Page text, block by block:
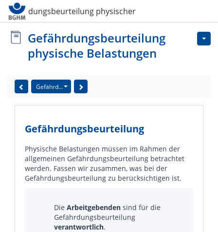
Gefährdungsbeurteilung physischer Belastung
Gefährdungsbeurteilung
physische Belastungen
Gefährdungsbeurteilung
Gefährdungsbeurteilung
Physische Belastungen müssen im Rahmen der
allgemeinen Gefährdungsbeurteilung betrachtet
werden. Fassen wir zusammen, was bei der
Gefährdungsbeurteilung zu berücksichtigen ist.
Die Arbeitgebenden sind für die
Gefährdungsbeurteilung
verantwortlich.